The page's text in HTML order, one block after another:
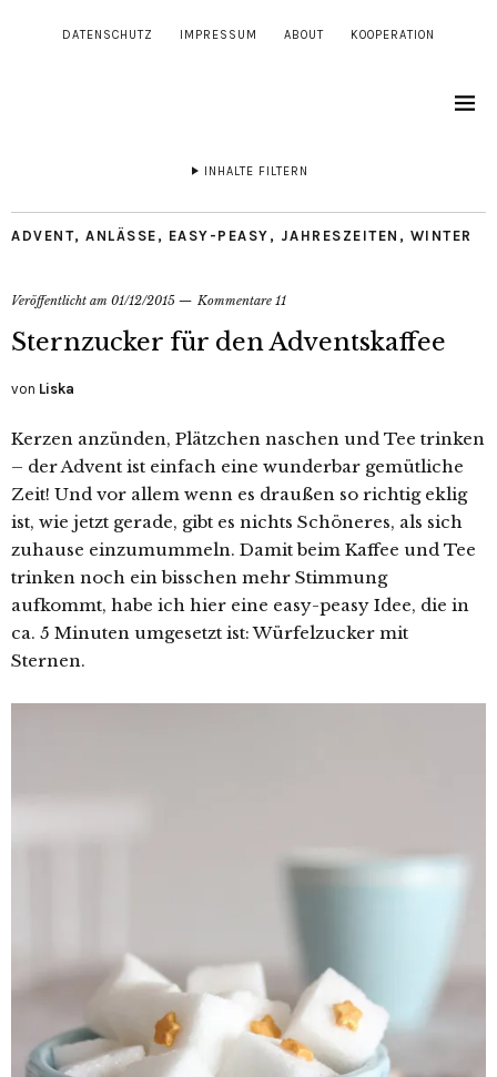
DATENSCHUTZ IMPRESSUM ABOUT KOOPERATION
INHALTE FILTERN
ADVENT, ANLÄSSE , EASY-PEASY , JAHRESZEITEN , WINTER
Veröffentlicht am 01/12/2015 Kommentare 11
Sternzucker für den Adventskaffee
von Liska
Kerzen anzünden, Plätzchen naschen und Tee trinken
– der Advent ist einfach eine wunderbar gemütliche
Zeit! Und vor allem wenn es draußen so richtig eklig
ist, wie jetzt gerade, gibt es nichts Schöneres, als sich
zuhause einzumummeln. Damit beim Kaffee und Tee
trinken noch ein bisschen mehr Stimmung
aufkommt, habe ich hier eine easy-peasy Idee, die in
ca. 5 Minuten umgesetzt ist: Würfelzucker mit
Sternen.